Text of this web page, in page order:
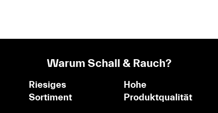
Warum Schall & Rauch?
Riesiges
Sortiment
Hohe
Produktqualität